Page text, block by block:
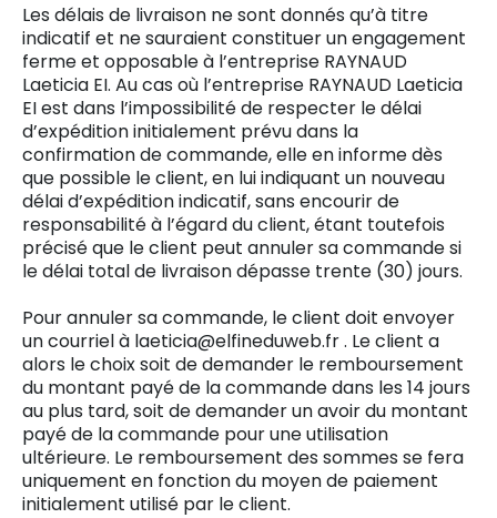
Les délais de livraison ne sont donnés qu’à titre
indicatif et ne sauraient constituer un engagement
ferme et opposable à l’entreprise RAYNAUD
Laeticia EI. Au cas où l’entreprise RAYNAUD Laeticia
EI est dans l’impossibilité de respecter le délai
d’expédition initialement prévu dans la
confirmation de commande, elle en informe dès
que possible le client, en lui indiquant un nouveau
délai d’expédition indicatif, sans encourir de
responsabilité à l’égard du client, étant toutefois
précisé que le client peut annuler sa commande si
le délai total de livraison dépasse trente (30) jours.
Pour annuler sa commande, le client doit envoyer
un courriel à laeticia@elfineduweb.fr . Le client a
alors le choix soit de demander le remboursement
du montant payé de la commande dans les 14 jours
au plus tard, soit de demander un avoir du montant
payé de la commande pour une utilisation
ultérieure. Le remboursement des sommes se fera
uniquement en fonction du moyen de paiement
initialement utilisé par le client.